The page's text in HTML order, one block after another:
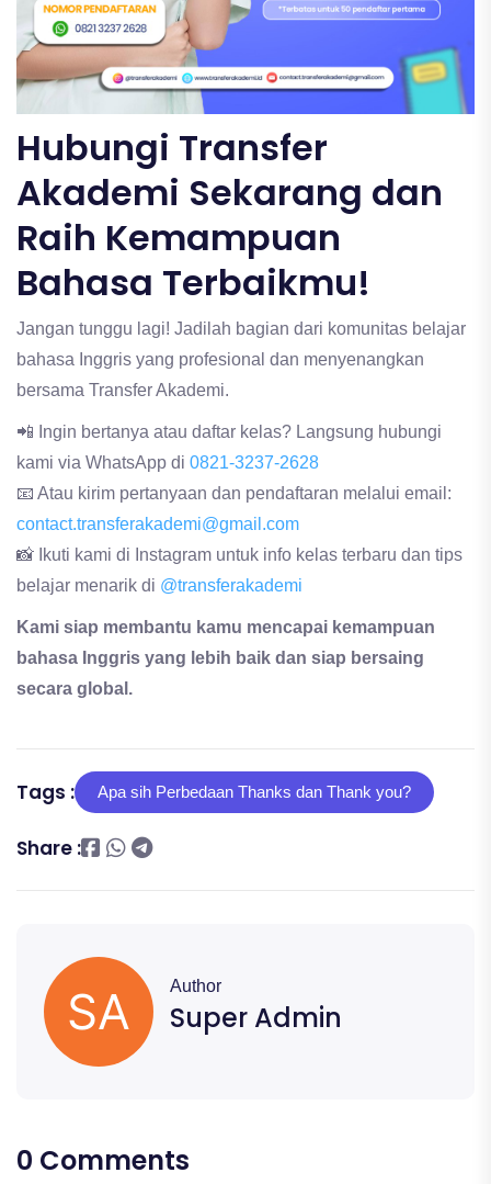
Hubungi Transfer
Akademi Sekarang dan
Raih Kemampuan
Bahasa Terbaikmu!
Jangan tunggu lagi! Jadilah bagian dari komunitas belajar
bahasa Inggris yang profesional dan menyenangkan
bersama Transfer Akademi.
📲 Ingin bertanya atau daftar kelas? Langsung hubungi
kami via WhatsApp di 0821-3237-2628
📧 Atau kirim pertanyaan dan pendaftaran melalui email:
contact.transferakademi@gmail.com
📸 Ikuti kami di Instagram untuk info kelas terbaru dan tips
belajar menarik di @transferakademi
Kami siap membantu kamu mencapai kemampuan
bahasa Inggris yang lebih baik dan siap bersaing
secara global.
Tags : Apa sih Perbedaan Thanks dan Thank you?
Share :
Author
Super Admin
0 Comments